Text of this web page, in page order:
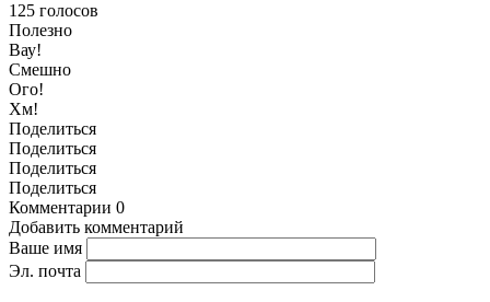
125 голосов
Полезно
Вау!
Смешно
Ого!
Хм!
Поделиться
Поделиться
Поделиться
Поделиться
Комментарии 0
Добавить комментарий
Ваше имя
Эл. почта